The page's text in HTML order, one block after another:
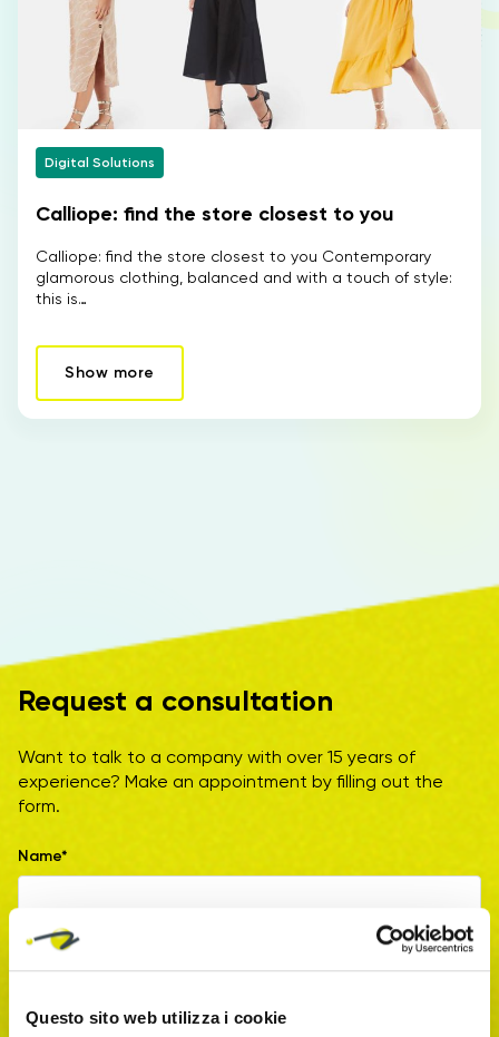
Questo sito web utilizza i cookie
Digital Solutions
Calliope: find the store closest to you
Calliope: find the store closest to you Contemporary
glamorous clothing, balanced and with a touch of style:
this is…
Show more
Request a consultation
Want to talk to a company with over 15 years of
experience? Make an appointment by filling out the
form.
Name*
Surname*